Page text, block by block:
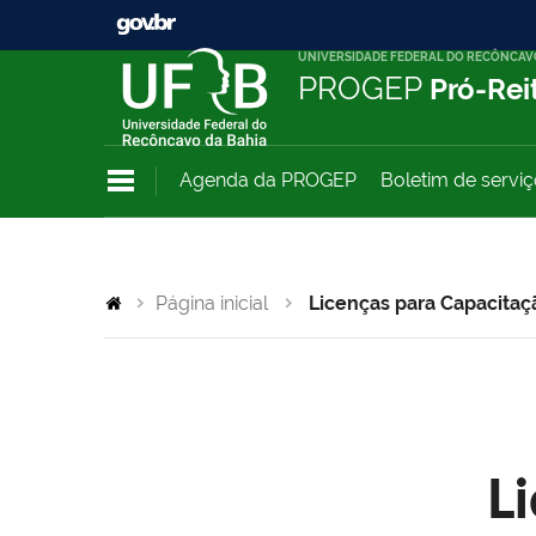
UNIVERSIDADE FEDERAL DO
PROGEP Pró-
Agenda da PROGEP Boletim de
Página inicial Licenças para